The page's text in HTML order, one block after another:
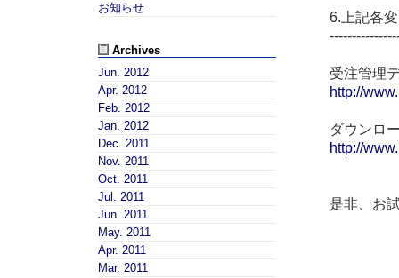
6.上記各
受注管理
http://
ダウンロ
http://
是非、お
お知らせ
Archives
Jun. 2012
Apr. 2012
Feb. 2012
Jan. 2012
Dec. 2011
Nov. 2011
Oct. 2011
Jul. 2011
Jun. 2011
May. 2011
Apr. 2011
Mar. 2011